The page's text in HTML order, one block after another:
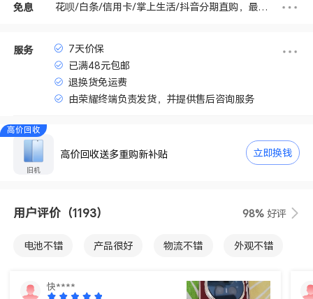
免息 花呗/白条/信用卡/掌上生活/抖音分期直购，最高享6期免息
服务
7天价保
已满48元包邮
退换货免运费
由荣耀终端负责发货，并提供售后咨询服务
高价回收
旧机
高价回收送多重购新补贴 立即换钱
用户评价 （1193） 98% 好评
电池不错 产品很好 物流不错 外观不错
快****